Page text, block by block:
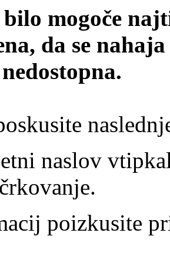
mogoče
da se
naslov
poizkusite